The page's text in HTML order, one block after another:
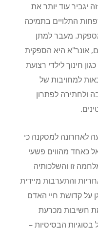
יגביר עוד יותר את
התלויים בתמיכה
מעבר למתן
אונר"א היא הספקית
חינוך לילדי רצועת
למחויבות של
ולחתירה לפתרון
.
לאחרונה למסקנה כי
כאחד מהווים פשעי
זו והשלכותיה
והתערבות מיידית
על קדושת חיי האדם
חשיבות מכרעת
הבסיסיות –